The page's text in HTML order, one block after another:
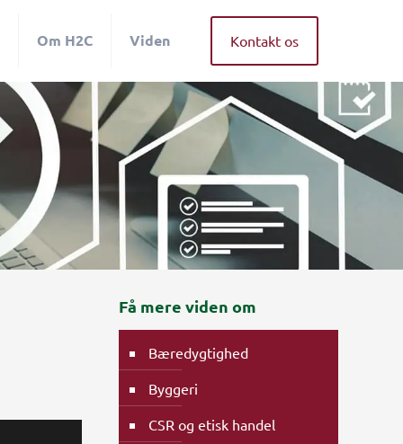
Om H2C Viden Kontakt os
Få mere viden om
Bæredygtighed
Byggeri
CSR og etisk handel